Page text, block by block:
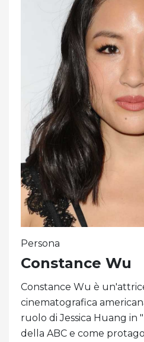
Persona
Constance Wu
Constance Wu è
cinematografica
ruolo di Jessica Huang in
della ABC e come